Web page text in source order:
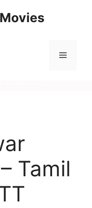
Menu
Tamil